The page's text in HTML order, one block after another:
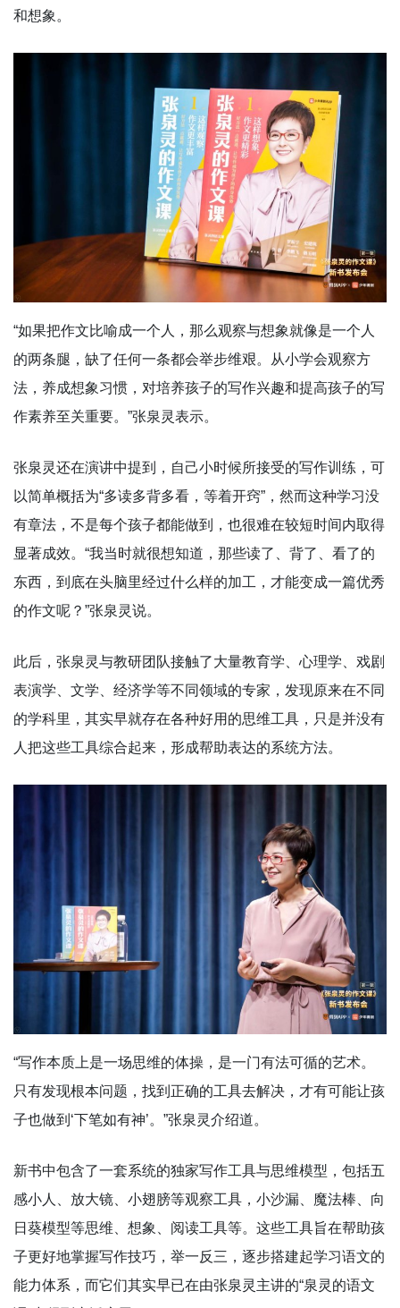
和想象。
“如果把作文比喻成一个人，那么观察与想象就像是一个人
的两条腿，缺了任何一条都会举步维艰。从小学会观察方
法，养成想象习惯，对培养孩子的写作兴趣和提高孩子的写
作素养至关重要。”张泉灵表示。
张泉灵还在演讲中提到，自己小时候所接受的写作训练，可
以简单概括为“多读多背多看，等着开窍”，然而这种学习没
有章法，不是每个孩子都能做到，也很难在较短时间内取得
显著成效。“我当时就很想知道，那些读了、背了、看了的
东西，到底在头脑里经过什么样的加工，才能变成一篇优秀
的作文呢？”张泉灵说。
此后，张泉灵与教研团队接触了大量教育学、心理学、戏剧
表演学、文学、经济学等不同领域的专家，发现原来在不同
的学科里，其实早就存在各种好用的思维工具，只是并没有
人把这些工具综合起来，形成帮助表达的系统方法。
“写作本质上是一场思维的体操，是一门有法可循的艺术。
只有发现根本问题，找到正确的工具去解决，才有可能让孩
子也做到‘下笔如有神’。”张泉灵介绍道。
新书中包含了一套系统的独家写作工具与思维模型，包括五
感小人、放大镜、小翅膀等观察工具，小沙漏、魔法棒、向
日葵模型等思维、想象、阅读工具等。这些工具旨在帮助孩
子更好地掌握写作技巧，举一反三，逐步搭建起学习语文的
能力体系，而它们其实早已在由张泉灵主讲的“泉灵的语文